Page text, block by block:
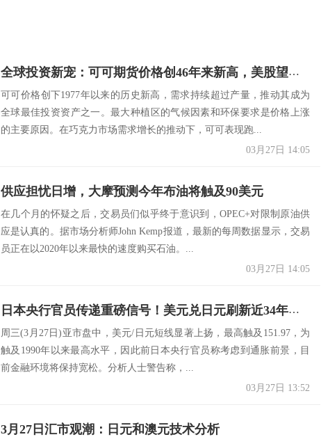
全球投资新宠：可可期货价格创46年来新高，美股望尘莫及
可可价格创下1977年以来的历史新高，需求持续超过产量，推动其成为
全球最佳投资资产之一。最大种植区的气候因素和环保要求是价格上涨
的主要原因。在巧克力市场需求增长的推动下，可可表现跑...
03月27日 14:05
供应担忧日增，大摩预测今年布油将触及90美元
在几个月的怀疑之后，交易员们似乎终于意识到，OPEC+对限制原油供
应是认真的。据市场分析师John Kemp报道，最新的每周数据显示，交易
员正在以2020年以来最快的速度购买石油。...
03月27日 14:05
日本央行官员传递重磅信号！美元兑日元刷新近34年高点，汇市干预或再度来袭？
周三(3月27日)亚市盘中，美元/日元短线显著上扬，最高触及151.97，为
触及1990年以来最高水平，因此前日本央行官员称考虑到通胀前景，目
前金融环境将保持宽松。分析人士警告称，...
03月27日 13:52
3月27日汇市观潮：日元和澳元技术分析